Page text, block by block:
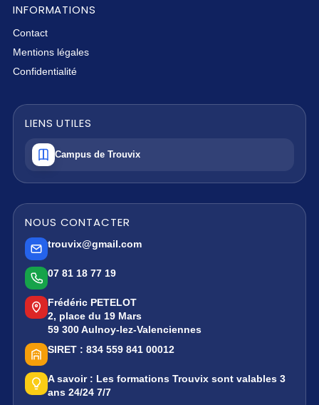
INFORMATIONS
Contact
Mentions légales
Confidentialité
LIENS UTILES
Campus de Trouvix
NOUS CONTACTER
trouvix@gmail.com
07 81 18 77 19
Frédéric PETELOT
2, place du 19 Mars
59 300 Aulnoy-lez-Valenciennes
SIRET : 834 559 841 00012
A savoir : Les formations Trouvix sont valables 3
ans 24/24 7/7